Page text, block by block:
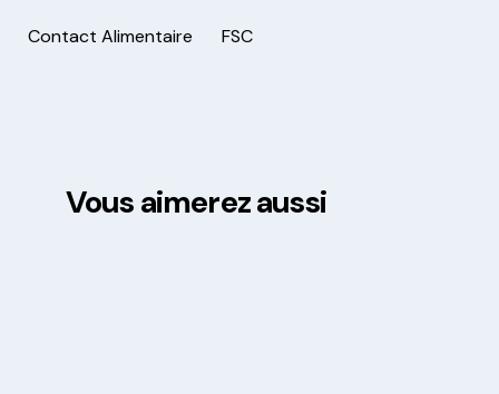
Contact Alimentaire FSC
Vous aimerez aussi